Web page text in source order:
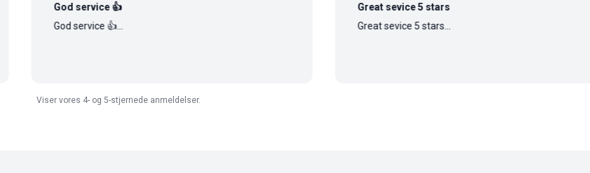
God service 👍
God service 👍...
Great sevice 5 stars
Great sevice 5 stars...
Viser vores 4- og 5-stjernede anmeldelser.